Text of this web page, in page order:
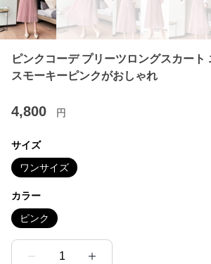
ピンクコーデ プリーツロングスカート
スモーキーピンクがおしゃれ
4,800 円
サイズ
ワンサイズ
カラー
ピンク
1